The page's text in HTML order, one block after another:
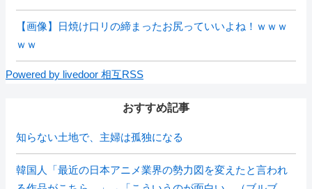
【画像】日焼け口リの締まったお尻っていいよね！ｗｗｗ
ｗｗ
Powered by livedoor 相互RSS
おすすめ記事
知らない土地で、主婦は孤独になる
韓国人「最近の日本アニメ業界の勢力図を変えたと言われ